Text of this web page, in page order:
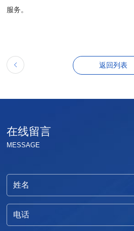
服务。
返回列表
在线留言
MESSAGE